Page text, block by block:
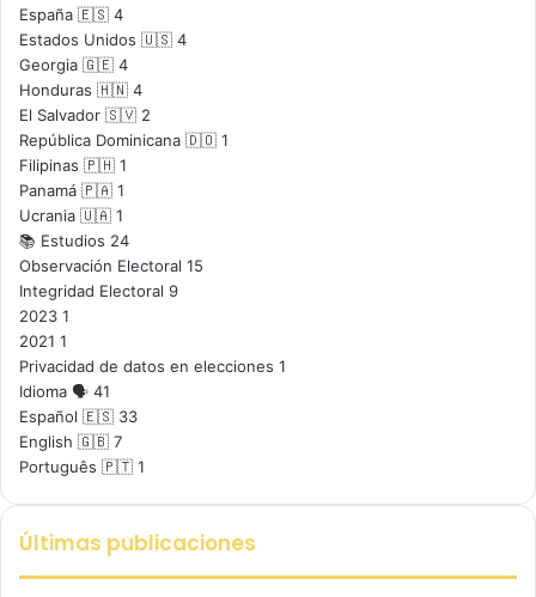
España 🇪🇸 4
Estados Unidos 🇺🇸 4
Georgia 🇬🇪 4
Honduras 🇭🇳 4
El Salvador 🇸🇻 2
República Dominicana 🇩🇴 1
Filipinas 🇵🇭 1
Panamá 🇵🇦 1
Ucrania 🇺🇦 1
📚 Estudios 24
Observación Electoral 15
Integridad Electoral 9
2023 1
2021 1
Privacidad de datos en elecciones 1
Idioma 🗣️ 41
Español 🇪🇸 33
English 🇬🇧 7
Português 🇵🇹 1
Últimas publicaciones